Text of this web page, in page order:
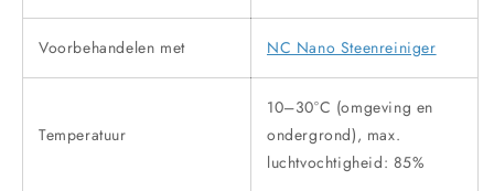
Voorbehandelen met NC Nano Steenreiniger
Temperatuur
10–30°C (omgeving en
ondergrond), max.
luchtvochtigheid: 85%